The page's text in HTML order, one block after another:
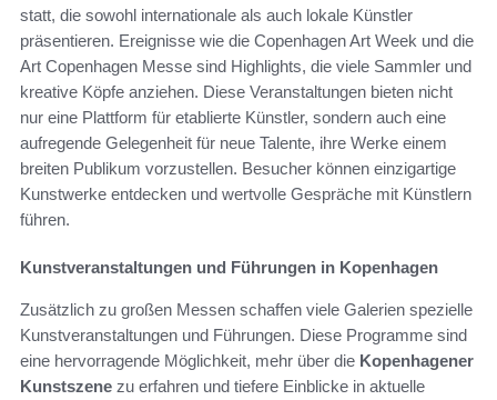
statt, die sowohl internationale als auch lokale Künstler
präsentieren. Ereignisse wie die Copenhagen Art Week und die
Art Copenhagen Messe sind Highlights, die viele Sammler und
kreative Köpfe anziehen. Diese Veranstaltungen bieten nicht
nur eine Plattform für etablierte Künstler, sondern auch eine
aufregende Gelegenheit für neue Talente, ihre Werke einem
breiten Publikum vorzustellen. Besucher können einzigartige
Kunstwerke entdecken und wertvolle Gespräche mit Künstlern
führen.
Kunstveranstaltungen und Führungen in Kopenhagen
Zusätzlich zu großen Messen schaffen viele Galerien spezielle
Kunstveranstaltungen und Führungen. Diese Programme sind
eine hervorragende Möglichkeit, mehr über die Kopenhagener
Kunstszene zu erfahren und tiefere Einblicke in aktuelle